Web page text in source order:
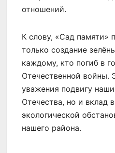
отношений.
К слову, «Сад памяти»
только создание
каждому, кто погиб в
Отечественной войны.
уважения подвигу
Отечества, но и вклад
экологической
нашего района.